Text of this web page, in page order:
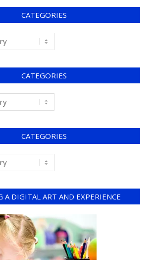
CATEGORIES
CATEGORIES
CATEGORIES
A DIGITAL ART AND EXPERIENCE